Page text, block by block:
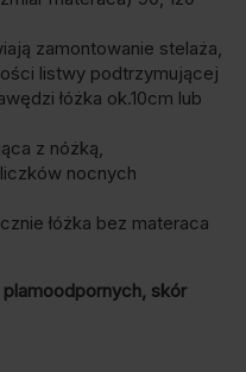
zamontowanie stelaża,
listwy podtrzymującej
łóżka ok.10cm lub
z nóżką,
nocnych
łóżka bez materaca
skór